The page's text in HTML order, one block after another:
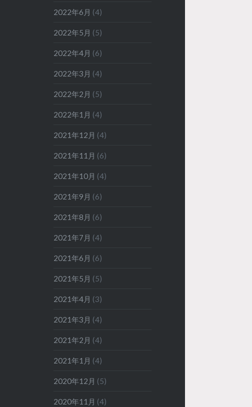
2022年6月 (4)
2022年5月 (5)
2022年4月 (6)
2022年3月 (4)
2022年2月 (5)
2022年1月 (4)
2021年12月 (4)
2021年11月 (6)
2021年10月 (4)
2021年9月 (6)
2021年8月 (6)
2021年7月 (4)
2021年6月 (6)
2021年5月 (5)
2021年4月 (3)
2021年3月 (4)
2021年2月 (4)
2021年1月 (4)
2020年12月 (5)
2020年11月 (4)